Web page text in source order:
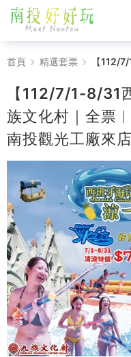
【112/7/1-
8/31
西
班
牙
海
岸
涼
一
夏】
九
首頁 精選套票
【112/7/1-8/31
族文化村｜全票
南投觀光工廠來